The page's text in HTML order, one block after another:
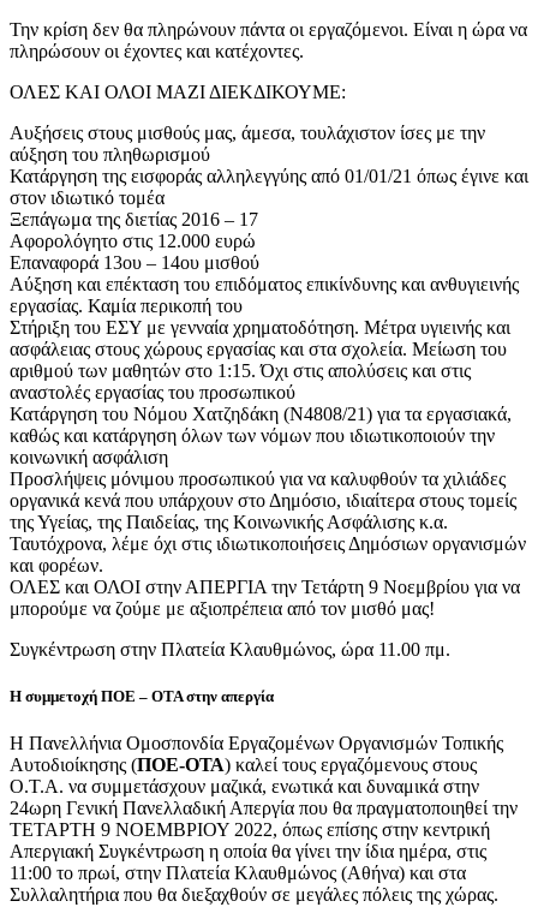
Την κρίση δεν θα πληρώνουν πάντα οι εργαζόμενοι. Είναι η ώρα να
πληρώσουν οι έχοντες και κατέχοντες.
ΟΛΕΣ ΚΑΙ ΟΛΟΙ ΜΑΖΙ ΔΙΕΚΔΙΚΟΥΜΕ:
Αυξήσεις στους μισθούς μας, άμεσα, τουλάχιστον ίσες με την
αύξηση του πληθωρισμού
Κατάργηση της εισφοράς αλληλεγγύης από 01/01/21 όπως έγινε και
στον ιδιωτικό τομέα
Ξεπάγωμα της διετίας 2016 – 17
Αφορολόγητο στις 12.000 ευρώ
Επαναφορά 13ου – 14ου μισθού
Αύξηση και επέκταση του επιδόματος επικίνδυνης και ανθυγιεινής
εργασίας. Καμία περικοπή του
Στήριξη του ΕΣΥ με γενναία χρηματοδότηση. Μέτρα υγιεινής και
ασφάλειας στους χώρους εργασίας και στα σχολεία. Μείωση του
αριθμού των μαθητών στο 1:15. Όχι στις απολύσεις και στις
αναστολές εργασίας του προσωπικού
Κατάργηση του Νόμου Χατζηδάκη (Ν4808/21) για τα εργασιακά,
καθώς και κατάργηση όλων των νόμων που ιδιωτικοποιούν την
κοινωνική ασφάλιση
Προσλήψεις μόνιμου προσωπικού για να καλυφθούν τα χιλιάδες
οργανικά κενά που υπάρχουν στο Δημόσιο, ιδιαίτερα στους τομείς
της Υγείας, της Παιδείας, της Κοινωνικής Ασφάλισης κ.α.
Ταυτόχρονα, λέμε όχι στις ιδιωτικοποιήσεις Δημόσιων οργανισμών
και φορέων.
ΟΛΕΣ και ΟΛΟΙ στην ΑΠΕΡΓΙΑ την Τετάρτη 9 Νοεμβρίου για να
μπορούμε να ζούμε με αξιοπρέπεια από τον μισθό μας!
Συγκέντρωση στην Πλατεία Κλαυθμώνος, ώρα 11.00 πμ.
Η συμμετοχή ΠΟΕ – ΟΤΑ στην απεργία
Η Πανελλήνια Ομοσπονδία Εργαζομένων Οργανισμών Τοπικής
Αυτοδιοίκησης (ΠΟΕ-ΟΤΑ) καλεί τους εργαζόμενους στους
Ο.Τ.Α. να συμμετάσχουν μαζικά, ενωτικά και δυναμικά στην
24ωρη Γενική Πανελλαδική Απεργία που θα πραγματοποιηθεί την
ΤΕΤΑΡΤΗ 9 ΝΟΕΜΒΡΙΟΥ 2022, όπως επίσης στην κεντρική
Απεργιακή Συγκέντρωση η οποία θα γίνει την ίδια ημέρα, στις
11:00 το πρωί, στην Πλατεία Κλαυθμώνος (Αθήνα) και στα
Συλλαλητήρια που θα διεξαχθούν σε μεγάλες πόλεις της χώρας.